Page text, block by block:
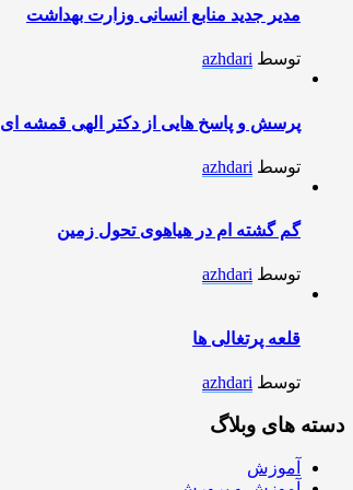
مدیر جدید منابع انسانی وزارت بهداشت
توسط azhdari
پرسش و پاسخ هایی از دکتر الهی قمشه ای
توسط azhdari
گم گشته ام در هیاهوی تحول زمین
توسط azhdari
قلعه پرتغالی ها
توسط azhdari
دسته های وبلاگ
آموزش